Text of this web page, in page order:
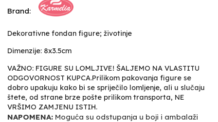
Brand:
Dekorativne fondan figure; životinje
Dimenzije: 8x3.5cm
VAŽNO: FIGURE SU LOMLJIVE! ŠALJEMO NA VLASTITU
ODGOVORNOST KUPCA.Prilikom pakovanja figure se
dobro upakuju kako bi se spriječilo lomljenje, ali u slučaju
štete, od strane brze pošte prilikom transporta, NE
VRŠIMO ZAMJENU ISTIH.
NAPOMENA: Moguća su odstupanja u boji i ambalaži